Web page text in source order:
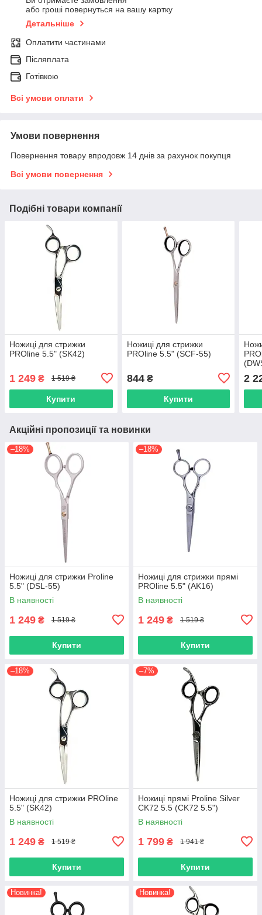
або гроші повернуться на вашу картку
Детальніше
Оплатити частинами
Післяплата
Готівкою
Всі умови оплати
Умови повернення
Повернення товару впродовж 14 днів за рахунок покупця
Всі умови повернення
Подібні товари компанії
Ножиці для стрижки
PROline 5.5" (SK42)
1 249 ₴ 1 519 ₴
Купити
Ножиці для стрижки
PROline 5.5" (SCF-55)
844₴
Купити
2
Акційні пропозиції та новинки
–18%
Ножиці для стрижки Proline
5.5" (DSL-55)
В наявності
1 249 ₴ 1 519 ₴
Купити
–18%
Ножиці для стрижки прямі
PROline 5.5" (AK16)
В наявності
1 249 ₴ 1 519 ₴
Купити
–18%
Ножиці для стрижки PROline
5.5" (SK42)
В наявності
1 249 ₴ 1 519 ₴
Купити
–7%
Ножиці прямі Proline Silver
CK72 5.5 (CK72 5.5")
В наявності
1 799 ₴ 1 941 ₴
Купити
Новинка! Новинка!